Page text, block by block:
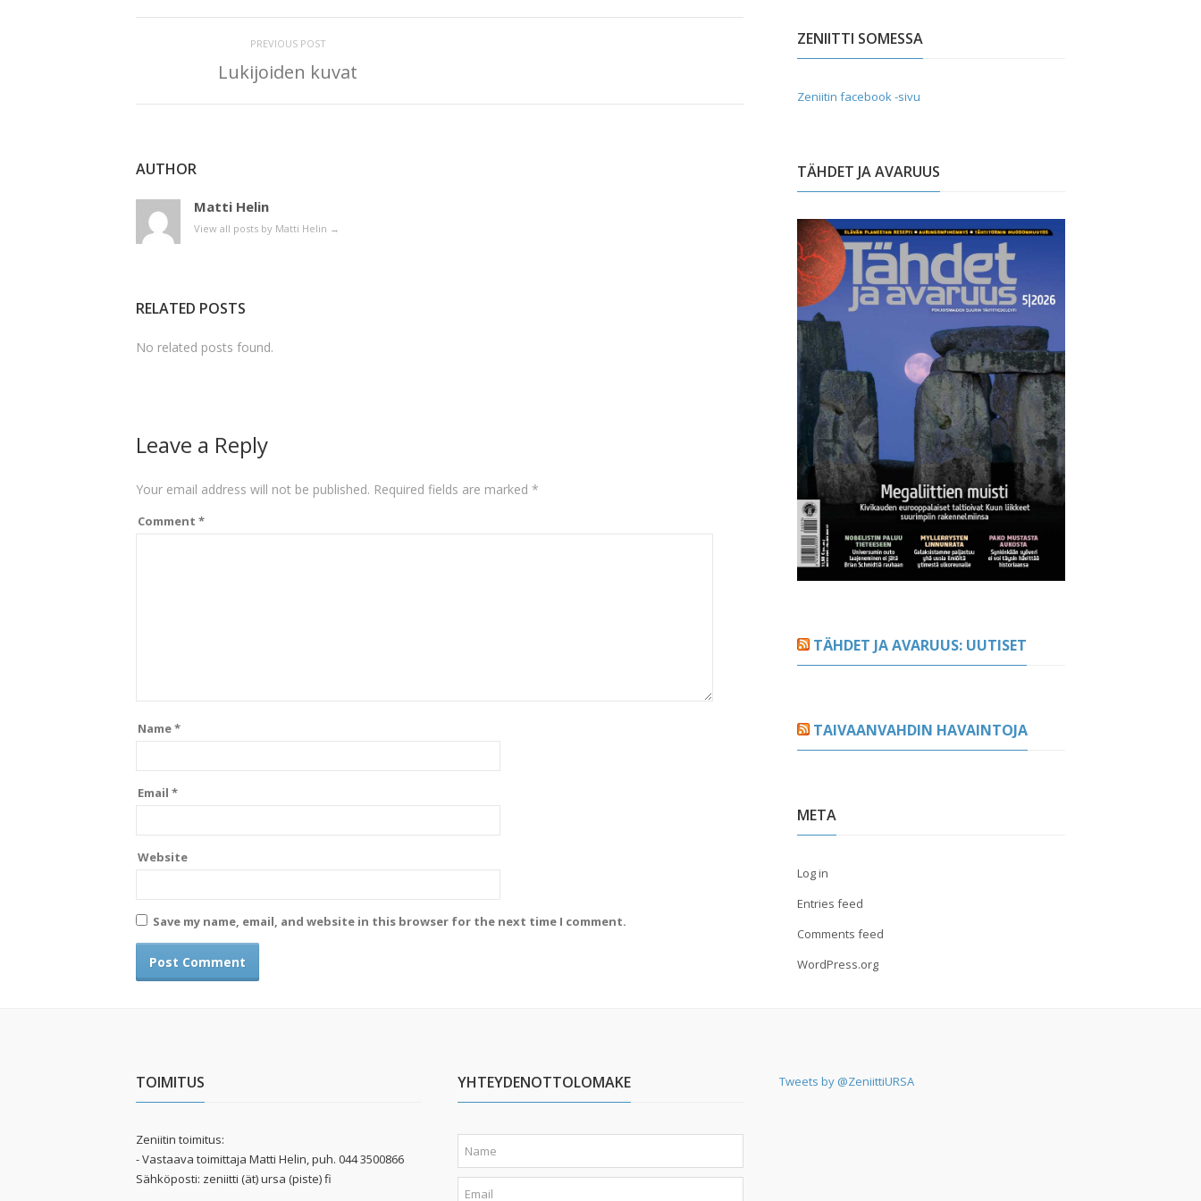
PREVIOUS POST
Lukijoiden kuvat
AUTHOR
Matti Helin
View all posts by Matti Helin →
RELATED POSTS
No related posts found.
Leave a Reply
Your email address will not be published. Required fields are marked *
Comment *
Name*
Email *
Website
Save my name, email, and website in this browser for the next time I comment.
ZENIITTI SOMESSA
Zeniitin facebook -sivu
TÄHDET JA AVARUUS
TÄHDET JA AVARUUS: UUTISET
TAIVAANVAHDIN HAVAINTOJA
META
Log in
Entries feed
Comments feed
WordPress.org
TOIMITUS
Zeniitin toimitus:
- Vastaava toimittaja Matti Helin, puh. 044 3500866
Sähköposti: zeniitti (ät) ursa (piste) fi
YHTEYDENOTTOLOMAKE Tweets by @ZeniittiURSA